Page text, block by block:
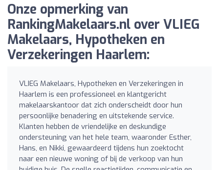
Onze opmerking van
RankingMakelaars.nl over VLIEG
Makelaars, Hypotheken en
Verzekeringen Haarlem:
VLIEG Makelaars, Hypotheken en Verzekeringen in
Haarlem is een professioneel en klantgericht
makelaarskantoor dat zich onderscheidt door hun
persoonlijke benadering en uitstekende service.
Klanten hebben de vriendelijke en deskundige
ondersteuning van het hele team, waaronder Esther,
Hans, en Nikki, gewaardeerd tijdens hun zoektocht
naar een nieuwe woning of bij de verkoop van hun